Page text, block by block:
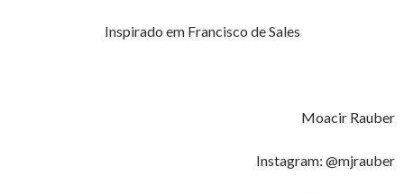
Inspirado em Francisco de Sales
Moacir Rauber
Instagram: @mjrauber